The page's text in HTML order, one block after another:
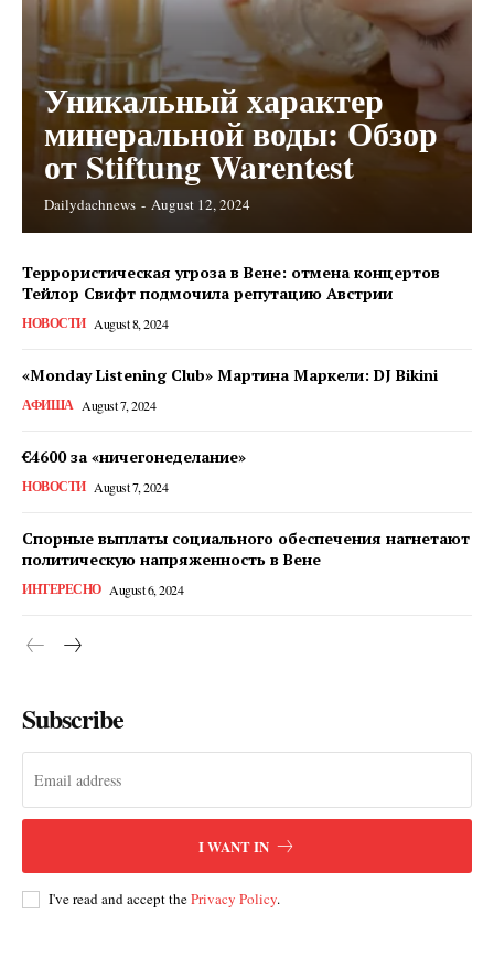
Уникальный характер
минеральной воды: Обзор
от Stiftung Warentest
Dailydachnews - August 12, 2024
Террористическая угроза в Вене: отмена концертов
Тейлор Свифт подмочила репутацию Австрии
НОВОСТИ August 8, 2024
«Monday Listening Club» Мартина Маркели: DJ Bikini
АФИША August 7, 2024
€4600 за «ничегонеделание»
НОВОСТИ August 7, 2024
Спорные выплаты социального обеспечения нагнетают
политическую напряженность в Вене
ИНТЕРЕСНО August 6, 2024
Subscribe
I WANT IN
I've read and accept thePrivacy Policy.